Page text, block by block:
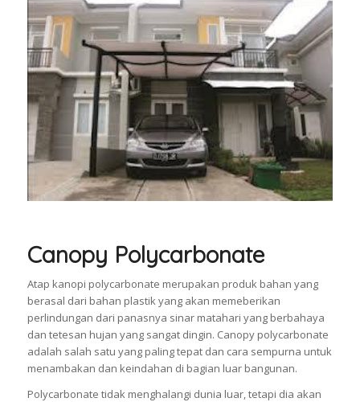
Canopy Polycarbonate
Atap kanopi polycarbonate merupakan produk bahan yang
berasal dari bahan plastik yang akan memeberikan
perlindungan dari panasnya sinar matahari yang berbahaya
dan tetesan hujan yang sangat dingin. Canopy polycarbonate
adalah salah satu yang paling tepat dan cara sempurna untuk
menambakan dan keindahan di bagian luar bangunan.
Polycarbonate tidak menghalangi dunia luar, tetapi dia akan